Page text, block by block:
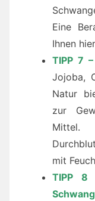
Eine
Ihnen
TIPP 7
Jojoba,
Natur
zur
mit
TIPP 8